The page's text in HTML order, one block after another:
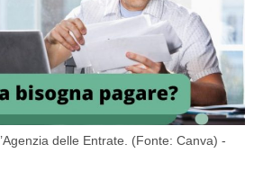
delle Entrate. (Fonte: Canva) -